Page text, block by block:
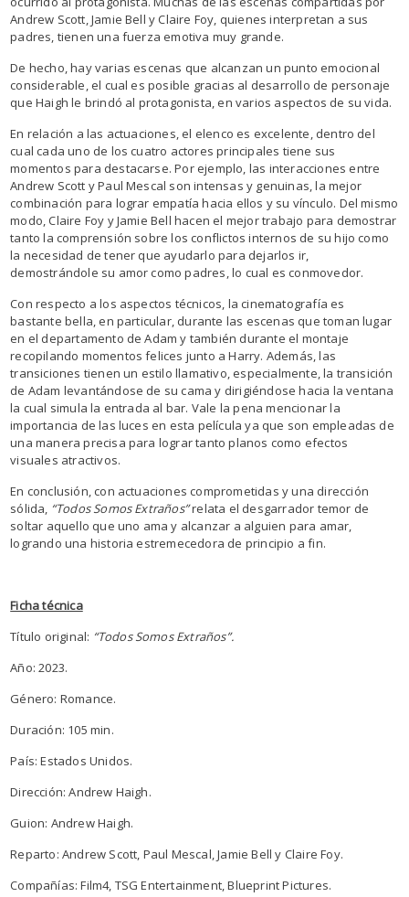
Andrew Scott, Jamie Bell y Claire Foy, quienes interpretan a sus
padres, tienen una fuerza emotiva muy grande.
De hecho, hay varias escenas que alcanzan un punto emocional
considerable, el cual es posible gracias al desarrollo de personaje
que Haigh le brindó al protagonista, en varios aspectos de su vida.
En relación a las actuaciones, el elenco es excelente, dentro del
cual cada uno de los cuatro actores principales tiene sus
momentos para destacarse. Por ejemplo, las interacciones entre
Andrew Scott y Paul Mescal son intensas y genuinas, la mejor
combinación para lograr empatía hacia ellos y su vínculo. Del mismo
modo, Claire Foy y Jamie Bell hacen el mejor trabajo para demostrar
tanto la comprensión sobre los conflictos internos de su hijo como
la necesidad de tener que ayudarlo para dejarlos ir,
demostrándole su amor como padres, lo cual es conmovedor.
Con respecto a los aspectos técnicos, la cinematografía es
bastante bella, en particular, durante las escenas que toman lugar
en el departamento de Adam y también durante el montaje
recopilando momentos felices junto a Harry. Además, las
transiciones tienen un estilo llamativo, especialmente, la transición
de Adam levantándose de su cama y dirigiéndose hacia la ventana
la cual simula la entrada al bar. Vale la pena mencionar la
importancia de las luces en esta película ya que son empleadas de
una manera precisa para lograr tanto planos como efectos
visuales atractivos.
En conclusión, con actuaciones comprometidas y una dirección
sólida, “Todos Somos Extraños”relata el desgarrador temor de
soltar aquello que uno ama y alcanzar a alguien para amar,
logrando una historia estremecedora de principio a fin.
Ficha técnica
Título original: “Todos Somos Extraños”.
Año: 2023.
Género: Romance.
Duración: 105 min.
País: Estados Unidos.
Dirección: Andrew Haigh.
Guion: Andrew Haigh.
Reparto: Andrew Scott, Paul Mescal, Jamie Bell y Claire Foy.
Compañías: Film4, TSG Entertainment, Blueprint Pictures.